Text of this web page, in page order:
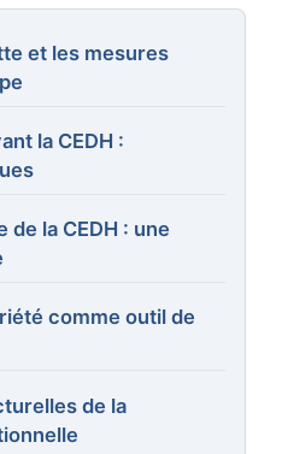
et les mesures
la CEDH :
de la CEDH : une
comme outil de
de la